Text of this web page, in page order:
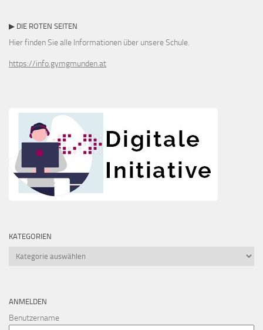
▶ DIE ROTEN SEITEN
Hier finden Sie alle Informationen über unsere Schule.
https://info.gymgmunden.at
KATEGORIEN
Kategorien
ANMELDEN
Benutzername